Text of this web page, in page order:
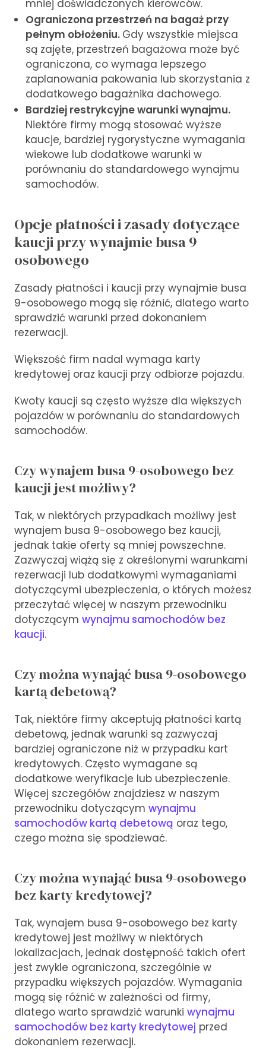
mniej doświadczonych kierowców.
Ograniczona przestrzeń na bagaż przy
pełnym obłożeniu. Gdy wszystkie miejsca
są zajęte, przestrzeń bagażowa może być
ograniczona, co wymaga lepszego
zaplanowania pakowania lub skorzystania z
dodatkowego bagażnika dachowego.
Bardziej restrykcyjne warunki wynajmu.
Niektóre firmy mogą stosować wyższe
kaucje, bardziej rygorystyczne wymagania
wiekowe lub dodatkowe warunki w
porównaniu do standardowego wynajmu
samochodów.
Opcje płatności i zasady dotyczące
kaucji przy wynajmie busa 9
osobowego
Zasady płatności i kaucji przy wynajmie busa
9-osobowego mogą się różnić, dlatego warto
sprawdzić warunki przed dokonaniem
rezerwacji.
Większość firm nadal wymaga karty
kredytowej oraz kaucji przy odbiorze pojazdu.
Kwoty kaucji są często wyższe dla większych
pojazdów w porównaniu do standardowych
samochodów.
Czy wynajem busa 9-osobowego bez
kaucji jest możliwy?
Tak, w niektórych przypadkach możliwy jest
wynajem busa 9-osobowego bez kaucji,
jednak takie oferty są mniej powszechne.
Zazwyczaj wiążą się z określonymi warunkami
rezerwacji lub dodatkowymi wymaganiami
dotyczącymi ubezpieczenia, o których możesz
przeczytać więcej w naszym przewodniku
dotyczącym wynajmu samochodów bez
kaucji.
Czy można wynająć busa 9-osobowego
kartą debetową?
Tak, niektóre firmy akceptują płatności kartą
debetową, jednak warunki są zazwyczaj
bardziej ograniczone niż w przypadku kart
kredytowych. Często wymagane są
dodatkowe weryfikacje lub ubezpieczenie.
Więcej szczegółów znajdziesz w naszym
przewodniku dotyczącym wynajmu
samochodów kartą debetową oraz tego,
czego można się spodziewać.
Czy można wynająć busa 9-osobowego
bez karty kredytowej?
Tak, wynajem busa 9-osobowego bez karty
kredytowej jest możliwy w niektórych
lokalizacjach, jednak dostępność takich ofert
jest zwykle ograniczona, szczególnie w
przypadku większych pojazdów. Wymagania
mogą się różnić w zależności od firmy,
dlatego warto sprawdzić warunki wynajmu
samochodów bez karty kredytowej przed
dokonaniem rezerwacji.